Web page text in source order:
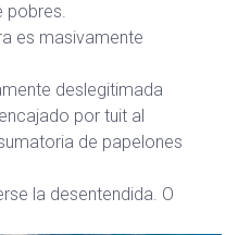
pobres.
es masivamente
deslegitimada
por tuit al
de papelones
la desentendida. O